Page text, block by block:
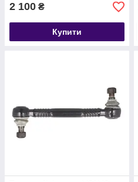
2 100 ₴
Купити